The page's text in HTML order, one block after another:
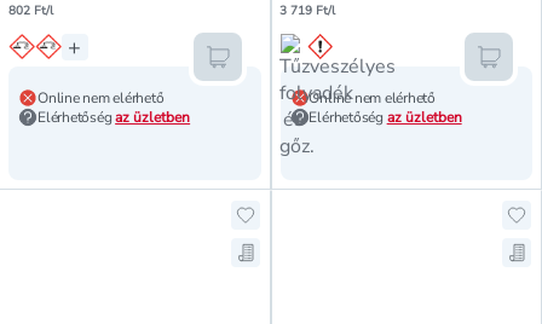
802 Ft/l
Online nem elérhető
Elérhetőségaz üzletben
+
Kosárba teszem
3 719 Ft/l
Online nem elérhető
Elérhetőség az üzletben
Hozzáadás a kedvencekhez,
Mentés a bevásárló listára,